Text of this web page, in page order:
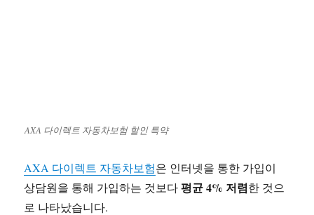
AXA 다이렉트 자동차보험 할인 특약
AXA 다이렉트 자동차보험은 인터넷을 통한 가입이
상담원을 통해 가입하는 것보다평균 4% 저렴한 것으
로 나타났습니다.